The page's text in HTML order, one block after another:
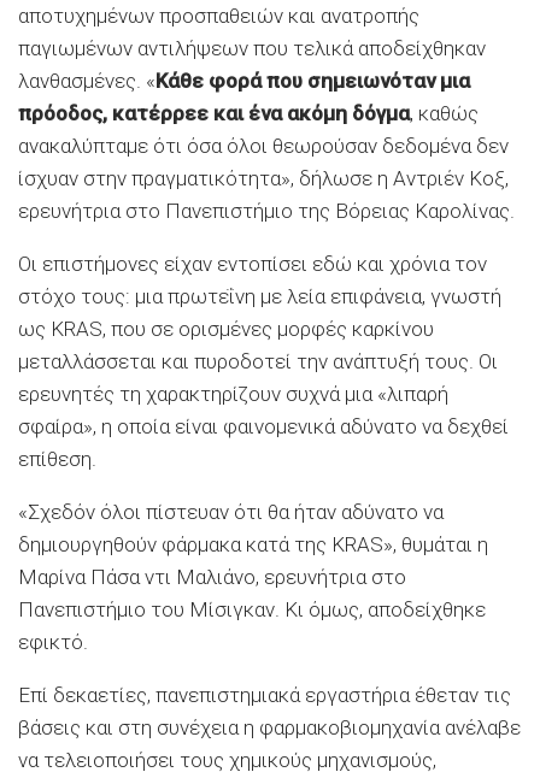
αποτυχημένων προσπαθειών και ανατροπής
παγιωμένων αντιλήψεων που τελικά αποδείχθηκαν
λανθασμένες. «Κάθε φορά που σημειωνόταν μια
πρόοδος, κατέρρεε και ένα ακόμη δόγμα, καθώς
ανακαλύπταμε ότι όσα όλοι θεωρούσαν δεδομένα δεν
ίσχυαν στην πραγματικότητα», δήλωσε η Αντριέν Κοξ,
ερευνήτρια στο Πανεπιστήμιο της Βόρειας Καρολίνας.
Οι επιστήμονες είχαν εντοπίσει εδώ και χρόνια τον
στόχο τους: μια πρωτεΐνη με λεία επιφάνεια, γνωστή
ως KRAS, που σε ορισμένες μορφές καρκίνου
μεταλλάσσεται και πυροδοτεί την ανάπτυξή τους. Οι
ερευνητές τη χαρακτηρίζουν συχνά μια «λιπαρή
σφαίρα», η οποία είναι φαινομενικά αδύνατο να δεχθεί
επίθεση.
«Σχεδόν όλοι πίστευαν ότι θα ήταν αδύνατο να
δημιουργηθούν φάρμακα κατά της KRAS», θυμάται η
Μαρίνα Πάσα ντι Μαλιάνο, ερευνήτρια στο
Πανεπιστήμιο του Μίσιγκαν. Κι όμως, αποδείχθηκε
εφικτό.
Επί δεκαετίες, πανεπιστημιακά εργαστήρια έθεταν τις
βάσεις και στη συνέχεια η φαρμακοβιομηχανία ανέλαβε
να τελειοποιήσει τους χημικούς μηχανισμούς,